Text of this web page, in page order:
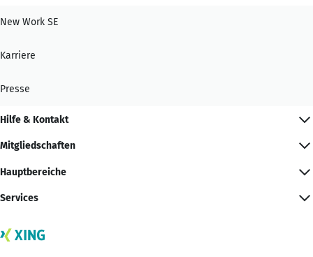
New Work SE
Karriere
Presse
Hilfe & Kontakt
Mitgliedschaften
Hauptbereiche
Services